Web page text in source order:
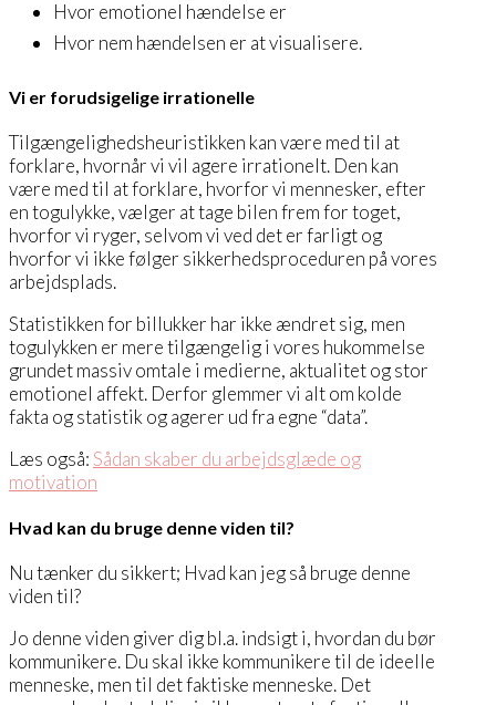
Hvor emotionel hændelse er
Hvor nem hændelsen er at visualisere.
Vi er forudsigelige irrationelle
Tilgængelighedsheuristikken kan være med til at
forklare, hvornår vi vil agere irrationelt. Den kan
være med til at forklare, hvorfor vi mennesker, efter
en togulykke, vælger at tage bilen frem for toget,
hvorfor vi ryger, selvom vi ved det er farligt og
hvorfor vi ikke følger sikkerhedsproceduren på vores
arbejdsplads.
Statistikken for billukker har ikke ændret sig, men
togulykken er mere tilgængelig i vores hukommelse
grundet massiv omtale i medierne, aktualitet og stor
emotionel affekt. Derfor glemmer vi alt om kolde
fakta og statistik og agerer ud fra egne “data”.
Læs også:Sådan skaber du arbejdsglæde og
motivation
Hvad kan du bruge denne viden til?
Nu tænker du sikkert; Hvad kan jeg så bruge denne
viden til?
Jo denne viden giver dig bl.a. indsigt i, hvordan du bør
kommunikere. Du skal ikke kommunikere til de ideelle
menneske, men til det faktiske menneske. Det